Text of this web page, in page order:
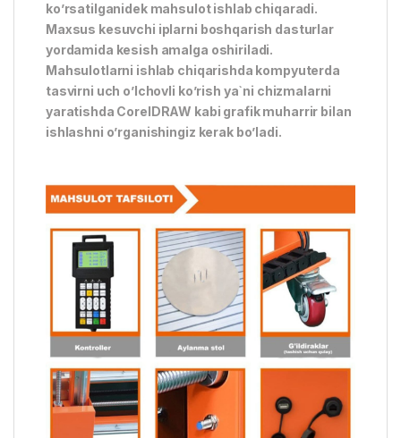
ko’rsatilganidek mahsulot ishlab chiqaradi.
Maxsus kesuvchi iplarni boshqarish dasturlar
yordamida kesish amalga oshiriladi.
Mahsulotlarni ishlab chiqarishda kompyuterda
tasvirni uch o’lchovli ko’rish ya`ni chizmalarni
yaratishda CorelDRAW kabi grafik muharrir bilan
ishlashni o’rganishingiz kerak bo’ladi.